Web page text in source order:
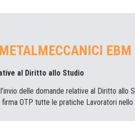
EBM
al Diritto allo Studio
delle domande relative al Diritto allo
OTP tutte le pratiche Lavoratori nello